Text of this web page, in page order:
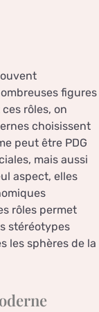
figures
rôles, on
choisissent
peut être PDG
mais aussi
aspect, elles
rôles permet
stéréotypes
les sphères de la